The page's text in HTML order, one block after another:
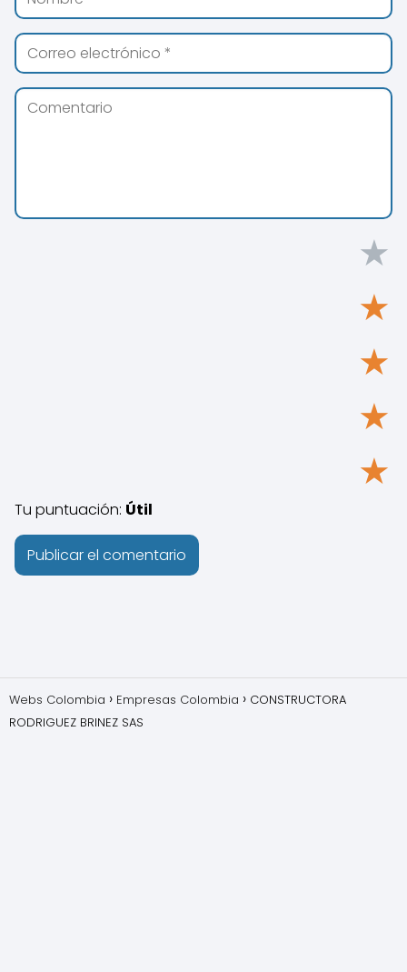
★
★
★
★
★
Tu puntuación: Útil
Webs Colombia Empresas Colombia
CONSTRUCTORA
RODRIGUEZ BRINEZ SAS